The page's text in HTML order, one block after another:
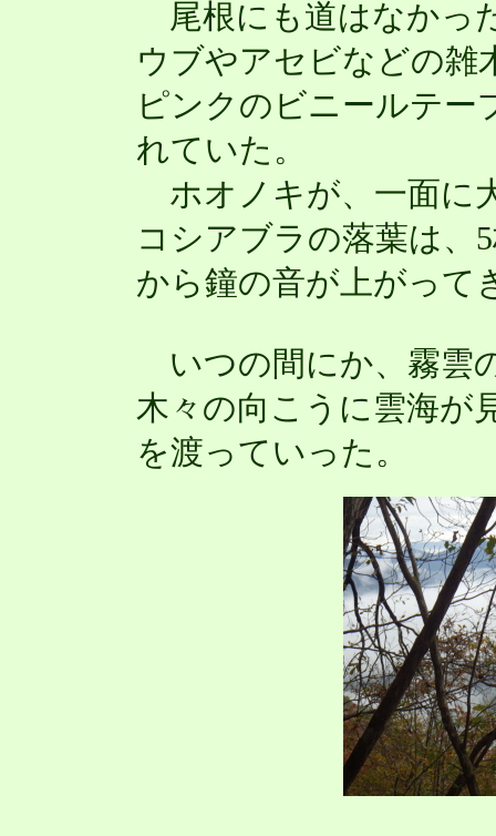
尾根にも道はなかっ
ウブやアセビなどの雑
ピンクのビニールテー
れていた。
ホオノキが、一面に
コシアブラの落葉は、
から鐘の音が上がって
いつの間にか、霧雲
木々の向こうに雲海が
を渡っていった。